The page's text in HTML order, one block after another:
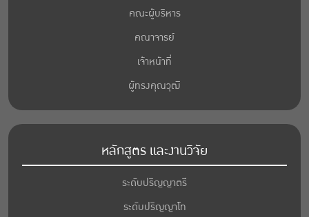
คณะผู้บริหาร
คณาจารย์
เจ้าหน้าที่
ผู้ทรงคุณวุฒิ
หลักสูตร และงานวิจัย
ระดับปริญญาตรี
ระดับปริญญาโท